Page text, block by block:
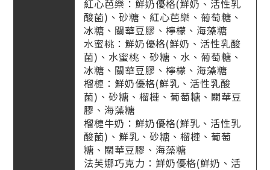
紅心芭樂：鮮奶優格(鮮奶、活性乳
酸菌)、砂糖、紅心芭樂、葡萄糖、
冰糖、關華豆膠、檸檬、海藻糖
水蜜桃：鮮奶優格(鮮奶、活性乳酸
菌)、水蜜桃、砂糖、水、葡萄糖、
冰糖、關華豆膠、檸檬、海藻糖
榴槤：鮮奶優格(鮮乳、活性乳酸
菌)、砂糖、榴槤、葡萄糖、關華豆
膠、海藻糖
榴槤牛奶：鮮奶優格(鮮乳、活性乳
酸菌)、鮮乳、砂糖、榴槤、葡萄
糖、關華豆膠、海藻糖
法芙娜巧克力：鮮奶優格(鮮奶、活